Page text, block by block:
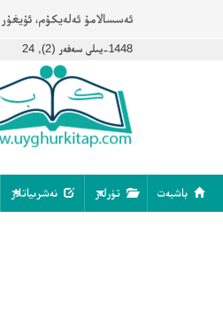
ئەسسالامۇ ئەلەيكۇم،
1448-يىلى سەفەر (2), 24
باشبەت تۈرلەر نەشرىياتلار